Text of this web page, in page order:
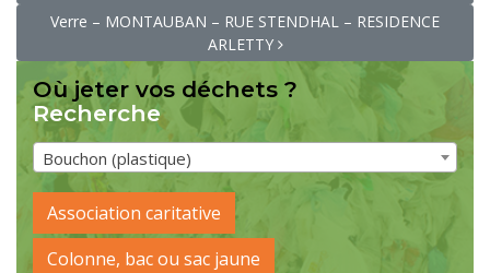
Verre – MONTAUBAN – RUE STENDHAL – RESIDENCE
ARLETTY
Où jeter vos déchets ?
Recherche
Bouchon (plastique)
Association caritative
Colonne, bac ou sac jaune